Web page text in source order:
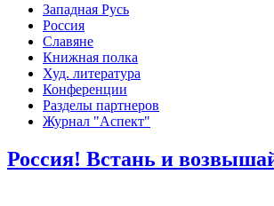
Западная Русь
Россия
Славяне
Книжная полка
Худ. литература
Конференции
Разделы партнеров
Журнал "Аспект"
Россия! Встань и